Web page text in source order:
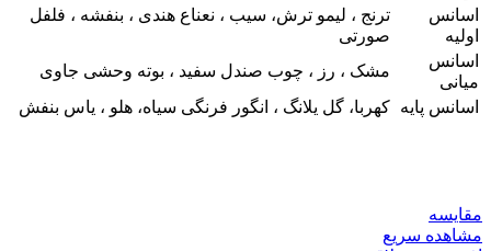
اسانس
اولیه
ترنج ، لیمو ترش، سیب ، نعناع هندی ، بنفشه ، فلفل
صورتی
اسانس
میانی
مشک ، رز ، چوب صندل سفید ، بوته وحشی جاوی
اسانس پایه کهربا، گل یلانگ ، انگور فرنگی سیاه، هلو ، یاس بنفش
مقایسه
مشاهده سریع